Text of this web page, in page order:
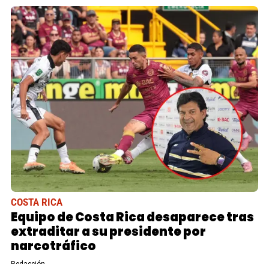
COSTA RICA
Equipo de Costa Rica desaparece tras
extraditar a su presidente por
narcotráfico